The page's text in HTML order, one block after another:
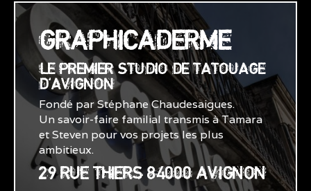
GRAPHICADERME
LE PREMIER STUDIO DE TATOUAGE
D'AVIGNON
Fondé par Stéphane Chaudesaigues.
Un savoir-faire familial transmis à Tamara
et Steven pour vos projets les plus
ambitieux.
29 RUE THIERS 84000 AVIGNON